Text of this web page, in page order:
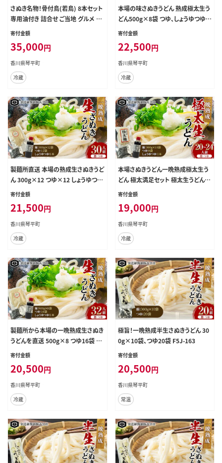
さぬき名物！骨付鳥(若鳥) 8本セット
専用油付き 詰合せ ご当地 グルメ 名
産 名物 骨付鳥 骨付き鳥 チキン 鶏
産 おつまみ チキン 四国 香川 琴平
田中屋 F5J-599
寄付金額
35,000円
香川県琴平町
冷蔵
本場の味さぬきうどん 熟成極太生う
どん500g×8袋 つゆ、しょうゆつゆ付
F5J-162
寄付金額
22,500円
香川県琴平町
冷蔵
製麺所直送 本場の熟成生さぬきうど
ん 300g×12 つゆ×12 しょうゆつゆ
1本 約30人前 F5J-161
寄付金額
21,500円
香川県琴平町
冷蔵
本場さぬきうどん一晩熟成極太生う
どん 極太満足セット 極太生うどん30
0g×10袋、つゆ20ml×8、しょうゆう
寄付金額
19,000円
香川県琴平町
冷蔵
製麺所から本場の一晩熟成生さぬき
うどんを直送 500g×8 つゆ16袋 し
ょうゆつゆ1本 32人前 F5J-158
寄付金額
20,500円
香川県琴平町
冷蔵
極旨！一晩熟成半生さぬきうどん 30
0g×10袋、つゆ20袋 F5J-163
寄付金額
20,500円
香川県琴平町
常温